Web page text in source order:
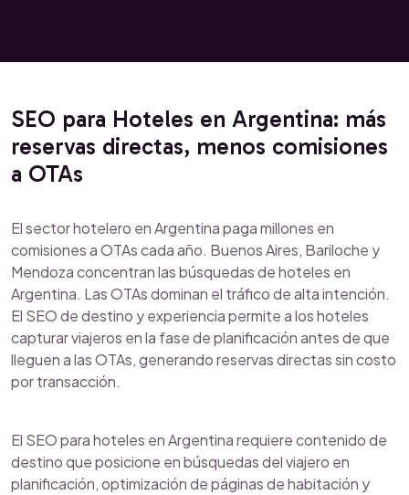
SEO para Hoteles en Argentina: más
reservas directas, menos comisiones
a OTAs
El sector hotelero en Argentina paga millones en
comisiones a OTAs cada año. Buenos Aires, Bariloche y
Mendoza concentran las búsquedas de hoteles en
Argentina. Las OTAs dominan el tráfico de alta intención.
El SEO de destino y experiencia permite a los hoteles
capturar viajeros en la fase de planificación antes de que
lleguen a las OTAs, generando reservas directas sin costo
por transacción.
El SEO para hoteles en Argentina requiere contenido de
destino que posicione en búsquedas del viajero en
planificación, optimización de páginas de habitación y